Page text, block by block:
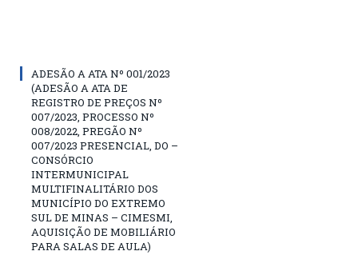
ADESÃO A ATA Nº 001/2023
(ADESÃO A ATA DE
REGISTRO DE PREÇOS Nº
007/2023, PROCESSO Nº
008/2022, PREGÃO Nº
007/2023 PRESENCIAL, DO –
CONSÓRCIO
INTERMUNICIPAL
MULTIFINALITÁRIO DOS
MUNICÍPIO DO EXTREMO
SUL DE MINAS – CIMESMI,
AQUISIÇÃO DE MOBILIÁRIO
PARA SALAS DE AULA)